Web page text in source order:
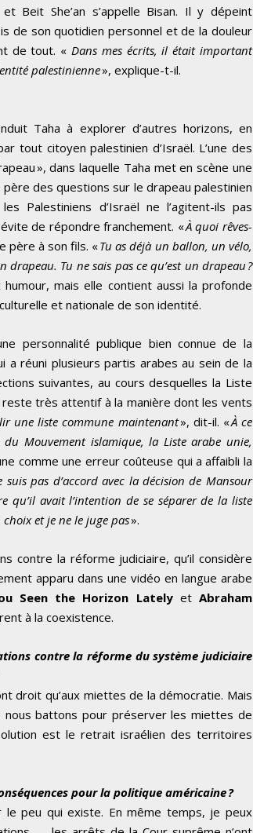
Beit She’an s’appelle Bisan. Il y dépeint
de son quotidien personnel et de la douleur
de tout. « Dans mes écrits, il était important
palestinienne», explique-t-il.
Taha à explorer d’autres horizons, en
tout citoyen palestinien d’Israël. L’une des
», dans laquelle Taha met en scène une
des questions sur le drapeau palestinien
Palestiniens d’Israël ne l’agitent-ils pas
de répondre franchement. «À quoi rêves-
père à son fils. «Tu as déjà un ballon, un vélo,
drapeau. Tu ne sais pas ce qu’est un drapeau ?
mais elle contient aussi la profonde
et nationale de son identité.
personnalité publique bien connue de la
a réuni plusieurs partis arabes au sein de la
suivantes, au cours desquelles la Liste
reste très attentif à la manière dont les vents
une liste commune maintenant», dit-il. «À ce
Mouvement islamique, la Liste arabe unie,
comme une erreur coûteuse qui a affaibli la
suis pas d’accord avec la décision de Mansour
avait l’intention de se séparer de la liste
choix et je ne le juge pas».
contre la réforme judiciaire, qu’il considère
apparu dans une vidéo en langue arabe
Seen the Horizon Latelyet Abraham
à la coexistence.
contre la réforme du système judiciaire
droit qu’aux miettes de la démocratie. Mais
nous battons pour préserver les miettes de
est le retrait israélien des territoires
pour la politique américaine ?
peu qui existe. En même temps, je peux